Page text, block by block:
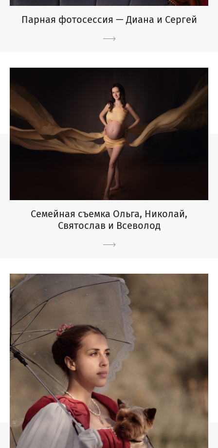
Парная фотосессия — Диана и Сергей
Семейная съемка Ольга, Николай,
Святослав и Всеволод